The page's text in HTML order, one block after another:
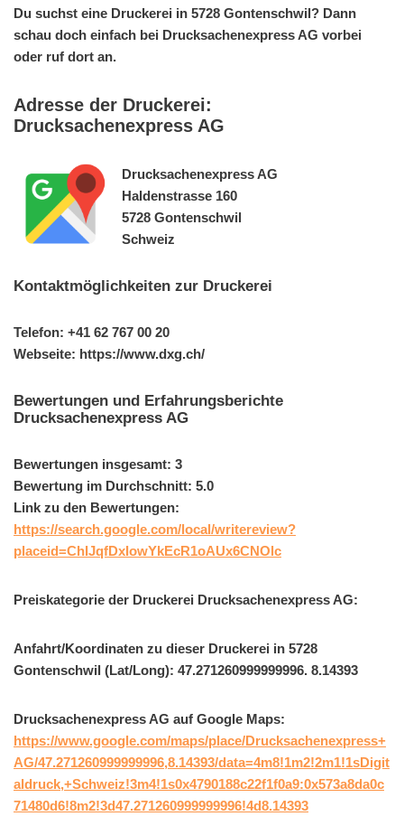
Du suchst eine Druckerei in 5728 Gontenschwil? Dann
schau doch einfach bei Drucksachenexpress AG vorbei
oder ruf dort an.
Adresse der Druckerei:
Drucksachenexpress AG
Drucksachenexpress AG
Haldenstrasse 160
5728 Gontenschwil
Schweiz
Kontaktmöglichkeiten zur Druckerei
Telefon: +41 62 767 00 20
Webseite: https://www.dxg.ch/
Bewertungen und Erfahrungsberichte
Drucksachenexpress AG
Bewertungen insgesamt: 3
Bewertung im Durchschnitt: 5.0
Link zu den Bewertungen:
https://search.google.com/local/writereview?
placeid=ChIJqfDxIowYkEcR1oAUx6CNOlc
Preiskategorie der Druckerei Drucksachenexpress AG:
Anfahrt/Koordinaten zu dieser Druckerei in 5728
Gontenschwil (Lat/Long): 47.271260999999996. 8.14393
Drucksachenexpress AG auf Google Maps:
https://www.google.com/maps/place/Drucksachenexpress+
AG/47.271260999999996,8.14393/data=4m8!1m2!2m1!1sDigit
aldruck,+Schweiz!3m4!1s0x4790188c22f1f0a9:0x573a8da0c
71480d6!8m2!3d47.271260999999996!4d8.14393